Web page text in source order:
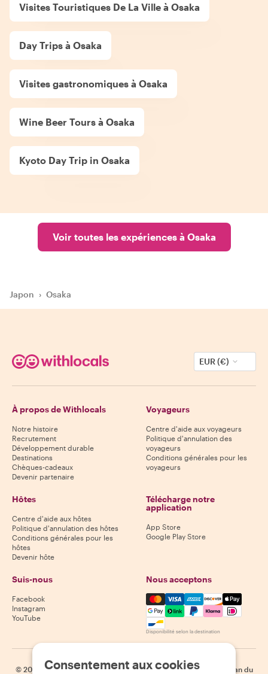
Visites Touristiques De La Ville à Osaka
Day Trips à Osaka
Visites gastronomiques à Osaka
Wine Beer Tours à Osaka
Kyoto Day Trip in Osaka
Voir toutes les expériences à Osaka
Japon › Osaka
EUR (€)
À propos de Withlocals
Notre histoire
Recrutement
Développement durable
Destinations
Chèques-cadeaux
Devenir partenaire
Voyageurs
Centre d'aide aux voyageurs
Politique d'annulation des
voyageurs
Conditions générales pour les
voyageurs
Hôtes
Centre d'aide aux hôtes
Politique d'annulation des hôtes
Conditions générales pour les
hôtes
Devenir hôte
Télécharge notre
application
App Store
Google Play Store
Suis-nous
Facebook
Instagram
YouTube
Nous acceptons
Mastercard, Visa, Amex,
Disponibilité selon la destination
© 2026 Withlocals.com | Politique de confidentialité | Cookies Plan du
Consentement aux cookies